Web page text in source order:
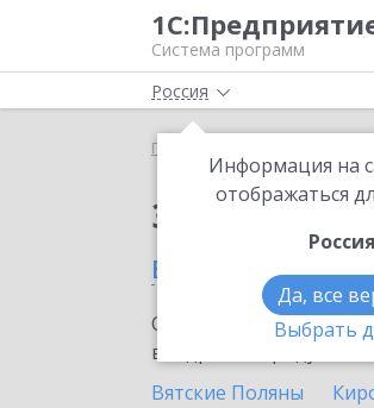
Система программ
Россия
Информация на
отображаться
Россия
Да, все
Выбрать
Главная
Заказать
в Кировской
Ознакомьтесь с
внедрение продукта.
Вятские Поляны